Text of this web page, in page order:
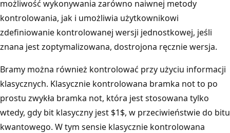
możliwość wykonywania zarówno naiwnej metody
kontrolowania, jak i umożliwia użytkownikowi
zdefiniowanie kontrolowanej wersji jednostkowej, jeśli
znana jest zoptymalizowana, dostrojona ręcznie wersja.
Bramy można również kontrolować przy użyciu informacji
klasycznych. Klasycznie kontrolowana bramka not to po
prostu zwykła bramka not, która jest stosowana tylko
wtedy, gdy bit klasyczny jest $1$, w przeciwieństwie do bitu
kwantowego. W tym sensie klasycznie kontrolowana